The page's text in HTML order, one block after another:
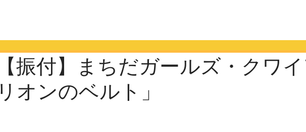
【振付】まちだガールズ・クワ
リオンのベルト」